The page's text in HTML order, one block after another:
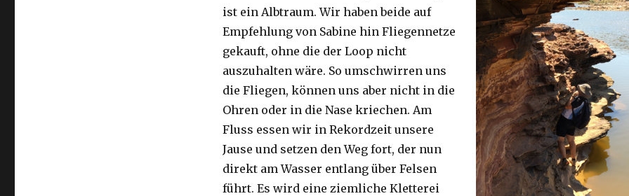
ist ein Albtraum. Wir haben beide auf
Empfehlung von Sabine hin Fliegennetze
gekauft, ohne die der Loop nicht
auszuhalten wäre. So umschwirren uns
die Fliegen, können uns aber nicht in die
Ohren oder in die Nase kriechen. Am
Fluss essen wir in Rekordzeit unsere
Jause und setzen den Weg fort, der nun
direkt am Wasser entlang über Felsen
führt. Es wird eine ziemliche Kletterei